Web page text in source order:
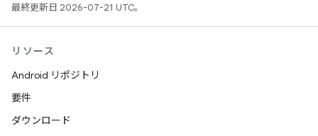
最終更新日 2026-07-21 UTC。
リソース
Android リポジトリ
要件
ダウンロード